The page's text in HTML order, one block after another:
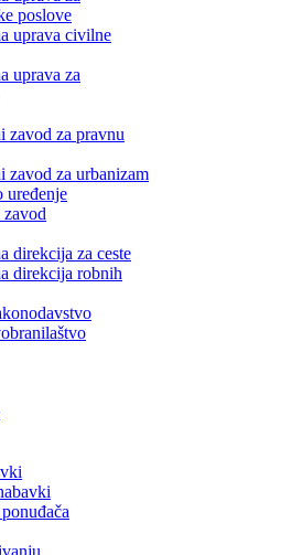
poslove
uprava civilne
uprava za
zavod za pravnu
zavod za urbanizam
uređenje
zavod
direkcija za ceste
direkcija robnih